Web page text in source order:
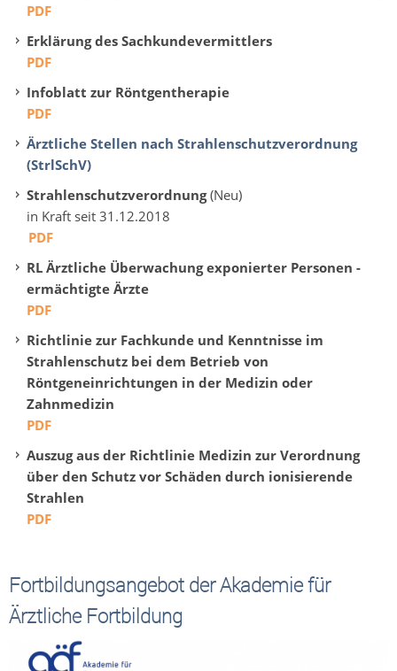
PDF
Erklärung des Sachkundevermittlers
PDF
Infoblatt zur Röntgentherapie
PDF
Ärztliche Stellen nach Strahlenschutzverordnung
(StrlSchV)
Strahlenschutzverordnung(Neu)
in Kraft seit 31.12.2018
PDF
RL Ärztliche Überwachung exponierter Personen -
ermächtigte Ärzte
PDF
Richtlinie zur Fachkunde und Kenntnisse im
Strahlenschutz bei dem Betrieb von
Röntgeneinrichtungen in der Medizin oder
Zahnmedizin
PDF
Auszug aus der Richtlinie Medizin zur Verordnung
über den Schutz vor Schäden durch ionisierende
Strahlen
PDF
Fortbildungsangebot der Akademie für
Ärztliche Fortbildung